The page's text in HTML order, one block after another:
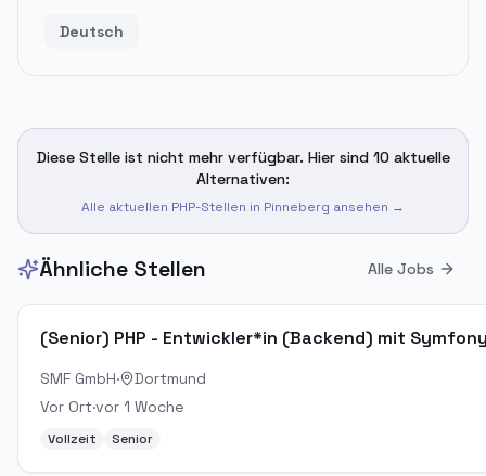
Deutsch
Diese Stelle ist nicht mehr verfügbar. Hier sind 10 aktuelle
Alternativen:
Alle aktuellen PHP-Stellen in Pinneberg ansehen →
Ähnliche Stellen Alle Jobs
(Senior) PHP - Entwickler*in (Backend) mit
SMF GmbH·
Dortmund
Vor Ort·vor 1 Woche
Vollzeit Senior